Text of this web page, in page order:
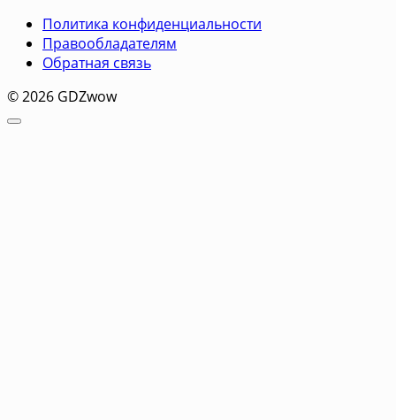
Политика конфиденциальности
Правообладателям
Обратная связь
© 2026 GDZwow